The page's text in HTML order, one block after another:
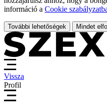
információ a Cookie
További lehetőségek Mindet
Vissza
Profil